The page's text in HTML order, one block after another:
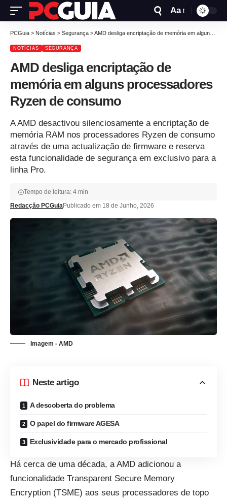
Aa
PCGuia > Notícias > Segurança >AMD desliga encriptação de memória em alguns processadores Ryzen de consumo
NOTÍCIAS SEGURANÇA
AMD desliga encriptação de
memória em alguns processadores
Ryzen de consumo
A AMD desactivou silenciosamente a encriptação de
memória RAM nos processadores Ryzen de consumo
através de uma actualização de firmware e reserva
esta funcionalidade de segurança em exclusivo para a
linha Pro.
Redacção PCGuiaPublicado em 18 de Junho, 2026
Tempo de leitura: 4 min
Imagem - AMD
Neste artigo
A descoberta do problema
O papel do firmware AGESA
Exclusividade para o mercado profissional
Há cerca de uma década, a AMD adicionou a
funcionalidade Transparent Secure Memory
Encryption (TSME) aos seus processadores de topo